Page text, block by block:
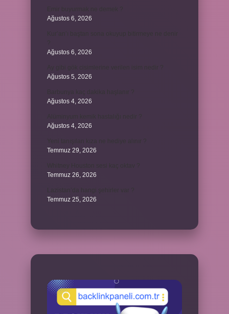
Ağustos 6, 2026
Ağustos 6, 2026
Ağustos 5, 2026
Ağustos 4, 2026
Ağustos 4, 2026
Temmuz 29, 2026
Temmuz 26, 2026
Temmuz 25, 2026